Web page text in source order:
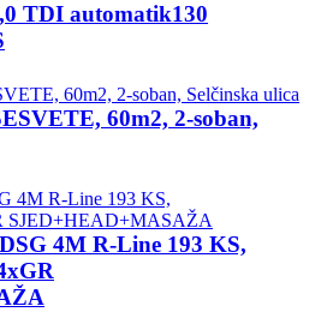
TDI automatik130
60m2, 2-soban,
4M R-Line 193 KS,